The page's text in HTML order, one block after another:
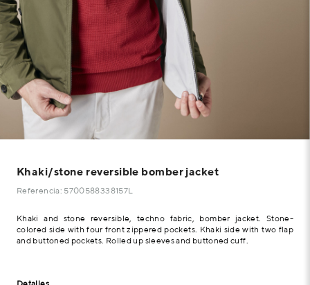
Khaki/stone reversible bomber jacket
Referencia: 5700588338157L
Khaki and stone reversible, techno fabric, bomber jacket. Stone-
colored side with four front zippered pockets. Khaki side with two flap
and buttoned pockets. Rolled up sleeves and buttoned cuff.